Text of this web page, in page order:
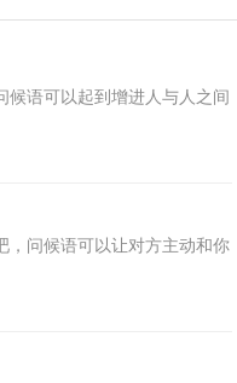
语可以起到增进人与人之间
问候语可以让对方主动和你